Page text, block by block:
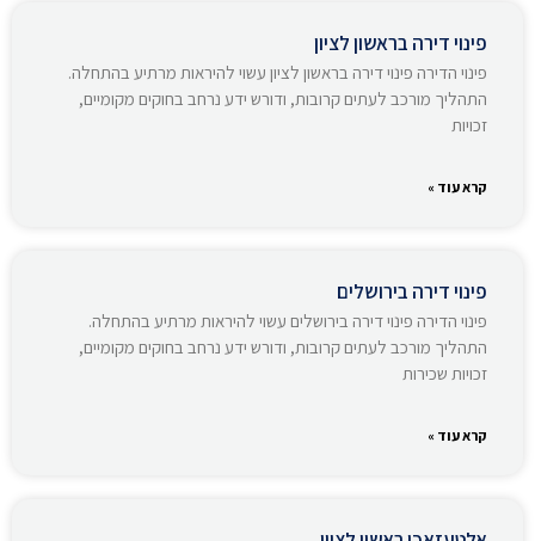
פינוי דירה בראשון לציון
פינוי הדירה פינוי דירה בראשון לציון עשוי להיראות מרתיע בהתחלה.
התהליך מורכב לעתים קרובות, ודורש ידע נרחב בחוקים מקומיים,
זכויות
קרא עוד »
פינוי דירה בירושלים
פינוי הדירה פינוי דירה בירושלים עשוי להיראות מרתיע בהתחלה.
התהליך מורכב לעתים קרובות, ודורש ידע נרחב בחוקים מקומיים,
זכויות שכירות
קרא עוד »